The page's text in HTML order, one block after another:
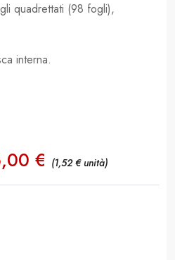
quadrettati (98 fogli),
interna.
€ (1,52 € unità)